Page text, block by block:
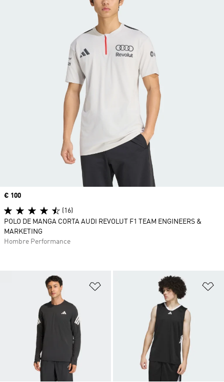
Añadir a la lista de deseos
Precio
€ 100
(16)
POLO DE MANGA CORTA AUDI REVOLUT F1 TEAM ENGINEERS &
MARKETING
Hombre Performance